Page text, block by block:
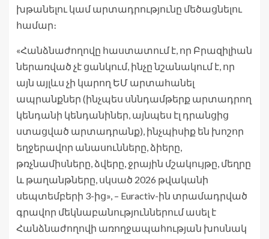
խթանելու կամ արտադրությունը մեծացնելու
համար։
«Հանձնաժողովը հաստատում է, որ Բրազիլիան
ներառված չէ ցանկում, ինչը նշանակում է, որ
այն այլևս չի կարող ԵՄ արտահանել
ապրանքներ (ինչպես սննդամթերք արտադրող
կենդանի կենդանիներ, այնպես էլ դրանցից
ստացված արտադրանք), ինչպիսիք են խոշոր
եղջերավոր անասունները, ձիերը,
թռչնամիսները, ձվերը, ջրային մշակույթը, մեղրը
և թաղանթները, սկսած 2026 թվականի
սեպտեմբերի 3-ից», – Euractiv-ին տրամադրված
գրավոր մեկնաբանություններում ասել է
Հանձնաժողովի առողջապահության խոսնակ